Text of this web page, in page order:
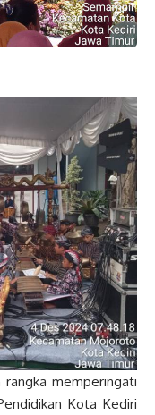
rangka memperingati
Kota Kediri